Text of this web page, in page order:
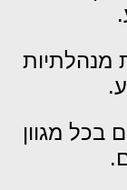
מנהלתיות
בכל מגוון